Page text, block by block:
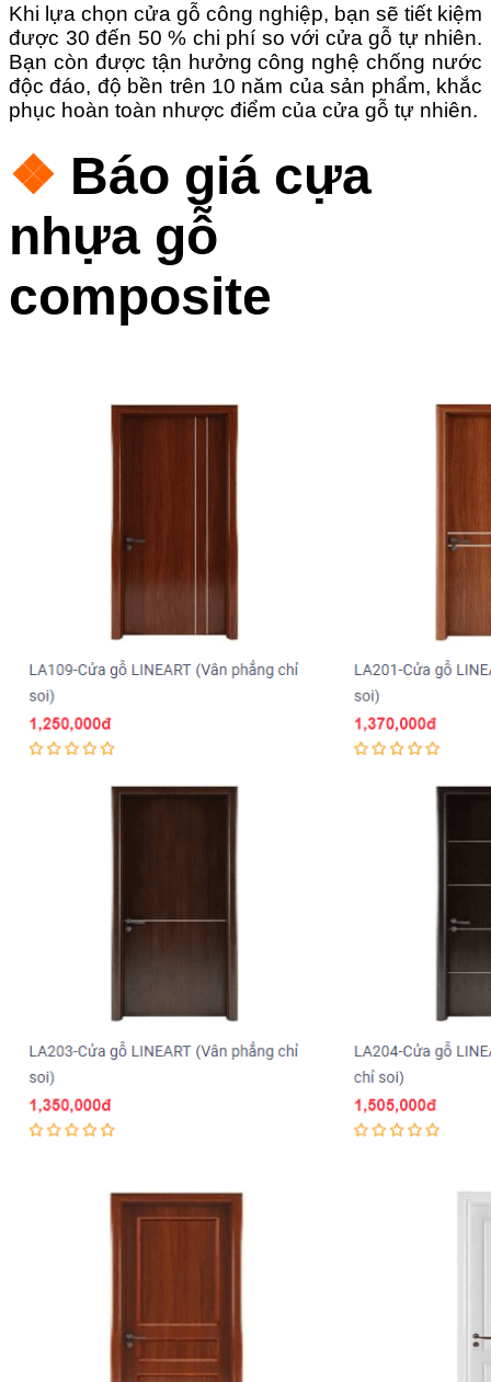
Khi lựa chọn cửa gỗ công nghiệp, bạn sẽ tiết kiệm
được 30 đến 50 % chi phí so với cửa gỗ tự nhiên.
Bạn còn được tận hưởng công nghệ chống nước
độc đáo, độ bền trên 10 năm của sản phẩm, khắc
phục hoàn toàn nhược điểm của cửa gỗ tự nhiên.
❖ Báo giá cựa
nhựa gỗ
composite